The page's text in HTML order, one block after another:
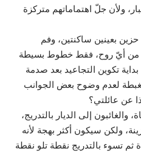
ولأن جلّ اهتماماتهم متركزة
بعينين ساكنتين، وفم
من أيّ روح، فقط خطوط بسيطة
تكوين التجاعيد بعد صدمة
لعدم وضوح بعض الجوانب
عن عائلتي؟
والغائبون إلى الديار بالتدريج،
ولكن سيكون أكثر بهجة لأنه
ثم تسوء بالتدريج نقطة تلو نقطة